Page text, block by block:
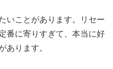
いことがあります。リセー
番に寄りすぎて、本当に好
あります。